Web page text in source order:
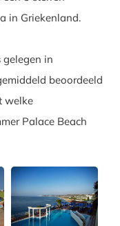
in Griekenland.
gelegen in
beoordeeld
welke
Palace Beach